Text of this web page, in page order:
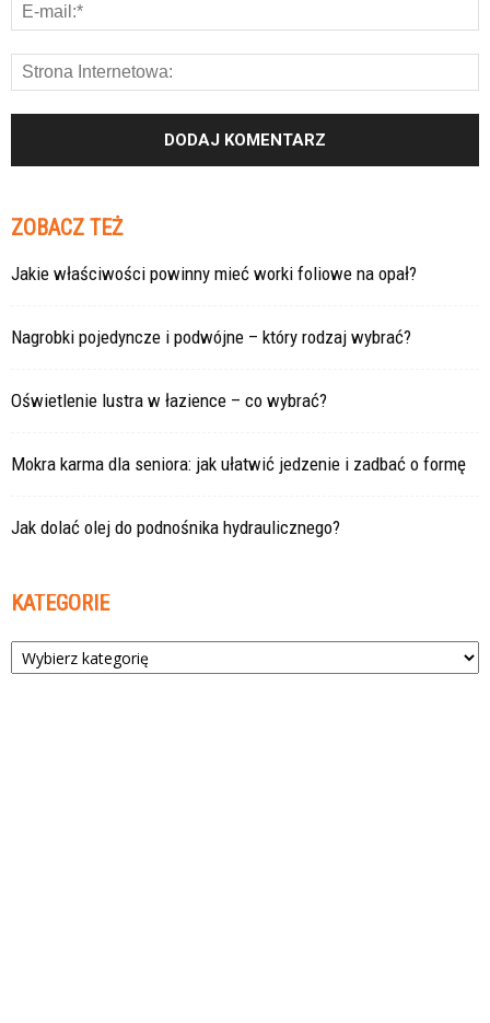
ZOBACZ TEŻ
Jakie właściwości powinny mieć worki foliowe na opał?
Nagrobki pojedyncze i podwójne – który rodzaj wybrać?
Oświetlenie lustra w łazience – co wybrać?
Mokra karma dla seniora: jak ułatwić jedzenie i zadbać o formę
Jak dolać olej do podnośnika hydraulicznego?
KATEGORIE
Kategorie